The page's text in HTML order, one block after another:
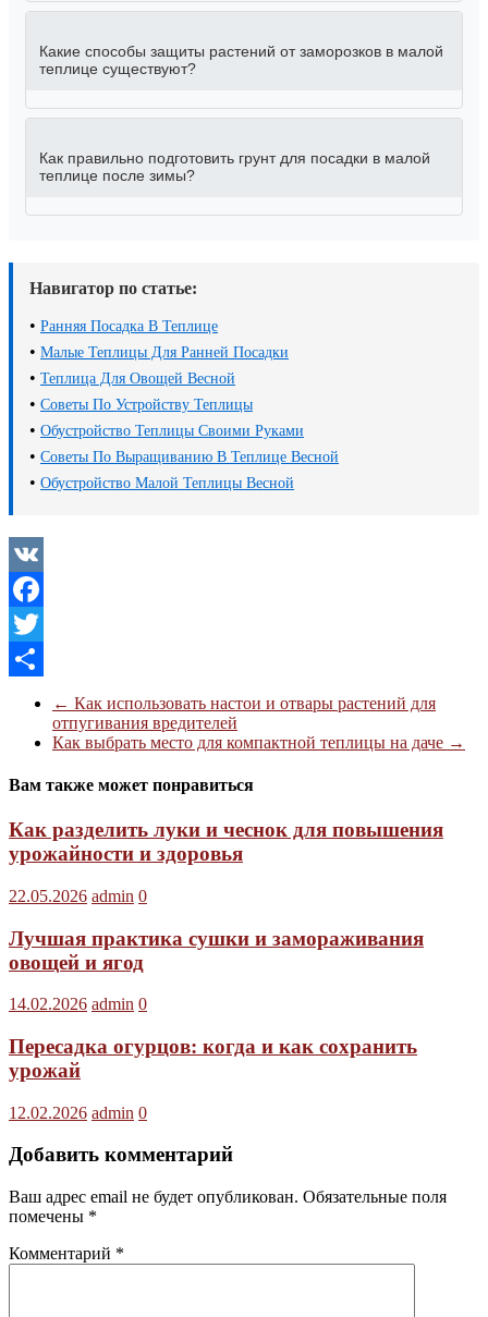
Какие способы защиты растений от заморозков в малой
теплице существуют?
Как правильно подготовить грунт для посадки в малой
теплице после зимы?
Навигатор по статье:
• Ранняя Посадка В Теплице
• Малые Теплицы Для Ранней Посадки
• Теплица Для Овощей Весной
• Советы По Устройству Теплицы
• Обустройство Теплицы Своими Руками
• Советы По Выращиванию В Теплице Весной
• Обустройство Малой Теплицы Весной
VK
Facebook
Twitter
Отправить
← Как использовать настои и отвары растений для
отпугивания вредителей
Как выбрать место для компактной теплицы на даче →
Вам также может понравиться
Как разделить луки и чеснок для повышения
урожайности и здоровья
22.05.2026 admin 0
Лучшая практика сушки и замораживания
овощей и ягод
14.02.2026 admin 0
Пересадка огурцов: когда и как сохранить
урожай
12.02.2026 admin 0
Добавить комментарий
Ваш адрес email не будет опубликован. Обязательные поля
помечены *
Комментарий *